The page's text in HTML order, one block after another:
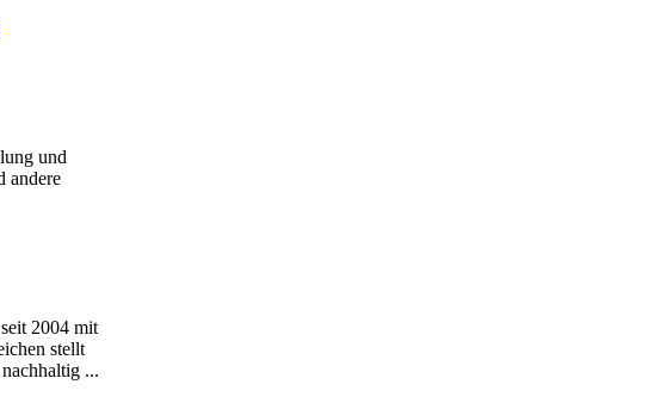
und
andere
2004 mit
stellt
...